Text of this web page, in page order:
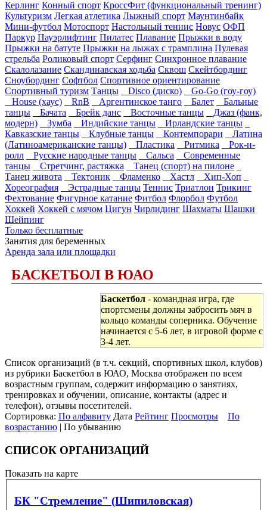
Керлинг Конный спорт КроссФит (функциональный тренинг)
Культуризм Легкая атлетика Лыжный спорт Маунтинбайк
Мини-футбол Мотоспорт Настольный теннис Новус ОФП
Паркур Пауэрлифтинг Пилатес Плавание Прыжки в воду
Прыжки на батуте Прыжки на лыжах с трамплина Пулевая
стрельба Роликовый спорт Серфинг Синхронное плавание
Скалолазание Скандинавская ходьба Сквош Скейтбординг
Сноубординг Софтбол Спортивное ориентирование
Спортивный туризм Танцы Disco (диско)
Go-Go (гоу-гоу)
House (хаус)
RnB Аргентинское танго Балет
Бальные
танцы
Бачата Брейк данс Восточные танцы
Джаз (фанк,
модерн)
Зумба Индийские танцы
Ирландские танцы
Кавказские танцы
Клубные танцы Контемпорари
Латина
(Латиноамериканские танцы)
Пластика Ритмика
Рок-н-
ролл
Русские народные танцы Сальса
Современные
танцы
Стретчинг, растяжка
Танец (спорт) на пилоне
Танец живота
Тектоник Фламенко Хастл
Хип-Хоп
Хореография
Эстрадные танцы Теннис Триатлон Трикинг
Фехтование Фигурное катание Фитбол Флорбол Футбол
Хоккей Хоккей с мячом Цигун Чирлидинг Шахматы Шашки
Шейпинг
Только бесплатные
Занятия для беременных
Аренда зала или площадки
БАСКЕТБОЛ В ЮАО
Баскетбол - командная игра, где
спортсмены должны забросить мяч в
кольцо команды соперника. Обучение
начинается с 5-6 лет, в игровой форме с
3-4 лет.
Список организаций (в т.ч. секций, спортивных школ, клубов)
из рубрики Баскетбол в ЮАО, Москва отображен по всем
возрастным группам, содержит информацию о занятиях,
тренировках и обучении, описание, контакты (адрес и
телефон), отзывы посетителей.
Сортировка: По алфавиту Дата Рейтинг Просмотры
По
возрастанию | По убыванию
СПИСОК ОРГАНИЗАЦИЙ
Показать на карте
БК "Стремление" (Шипиловская)